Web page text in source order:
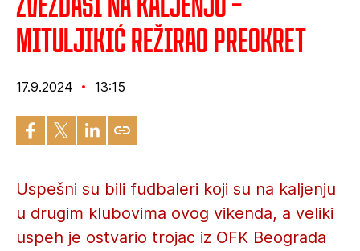
Mituljikić režirao preokret
17.9.2024 13:15
Uspešni su bili fudbaleri koji su na kaljenju
u drugim klubovima ovog vikenda, a veliki
uspeh je ostvario trojac iz OFK Beograda